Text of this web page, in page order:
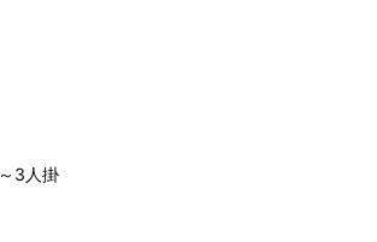
3人掛